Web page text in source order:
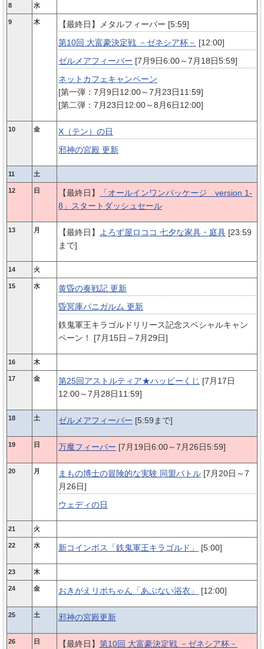
8 水
9 木
【最終日】メタルフィーバー [5:59]
第10回 大富豪決定戦 －ゼネシア杯－ [12:00]
ゼルメアフィーバー [7月9日6:00～7月18日5:59]
ネットカフェキャンペーン
[第一弾：7月9日12:00～7月23日11:59]
[第二弾：7月23日12:00～8月6日12:00]
10 金
X（テン）の日
邪神の宮殿 更新
11 土
12 日 【最終日】
「オールインワンパッケージ version 1-
8」スタートダッシュセール
13 月 【最終日】 よろず屋ロココ 七夕な家具・庭具 [23:59
まで]
14 火
15 水
黄昏の奏戦記 更新
昏冥庫パニガルム 更新
鉄鬼軍王キラゴルドリリース記念スペシャルキャン
ペーン！ [7月15日～7月29日]
16 木
17 金 第25回アストルティア★ハッピーくじ [7月17日
12:00～7月28日11:59]
18 土 ゼルメアフィーバー [5:59まで]
19 日 万魔フィーバー [7月19日6:00～7月26日5:59]
20 月 まもの博士の冒険的な実験 同盟バトル [7月20日～7
月26日]
ウェディの日
21 火
22 水 新コインボス「鉄鬼軍王キラゴルド」 [5:00]
23 木
24 金 おきがえリポちゃん「あぶない浴衣」 [12:00]
25 土 邪神の宮殿更新
26 日 【最終日】 第10回 大富豪決定戦 －ゼネシア杯－